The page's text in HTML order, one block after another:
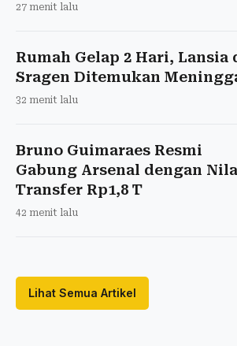
27 menit lalu
Rumah Gelap 2 Hari, Lansia
Sragen Ditemukan
32 menit lalu
Bruno Guimaraes Resmi
Gabung Arsenal dengan
Transfer Rp1,8 T
42 menit lalu
Lihat Semua Artikel